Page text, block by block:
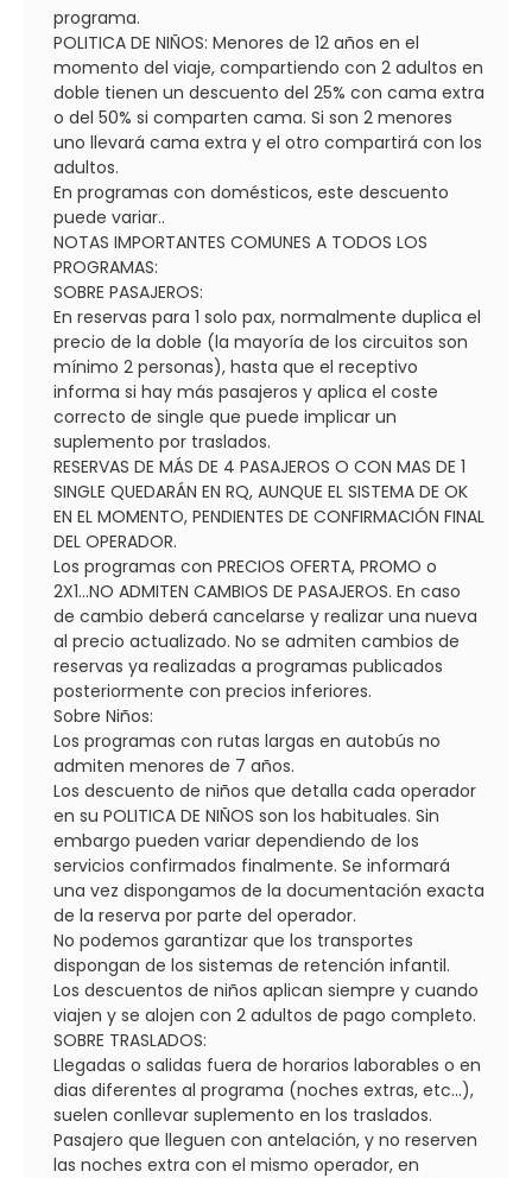
programa.
POLITICA DE NIÑOS: Menores de 12 años en el
momento del viaje, compartiendo con 2 adultos en
doble tienen un descuento del 25% con cama extra
o del 50% si comparten cama. Si son 2 menores
uno llevará cama extra y el otro compartirá con los
adultos.
En programas con domésticos, este descuento
puede variar..
NOTAS IMPORTANTES COMUNES A TODOS LOS
PROGRAMAS:
SOBRE PASAJEROS:
En reservas para 1 solo pax, normalmente duplica el
precio de la doble (la mayoría de los circuitos son
mínimo 2 personas), hasta que el receptivo
informa si hay más pasajeros y aplica el coste
correcto de single que puede implicar un
suplemento por traslados.
RESERVAS DE MÁS DE 4 PASAJEROS O CON MAS DE 1
SINGLE QUEDARÁN EN RQ, AUNQUE EL SISTEMA DE OK
EN EL MOMENTO, PENDIENTES DE CONFIRMACIÓN FINAL
DEL OPERADOR.
Los programas con PRECIOS OFERTA, PROMO o
2X1...NO ADMITEN CAMBIOS DE PASAJEROS. En caso
de cambio deberá cancelarse y realizar una nueva
al precio actualizado. No se admiten cambios de
reservas ya realizadas a programas publicados
posteriormente con precios inferiores.
Sobre Niños:
Los programas con rutas largas en autobús no
admiten menores de 7 años.
Los descuento de niños que detalla cada operador
en su POLITICA DE NIÑOS son los habituales. Sin
embargo pueden variar dependiendo de los
servicios confirmados finalmente. Se informará
una vez dispongamos de la documentación exacta
de la reserva por parte del operador.
No podemos garantizar que los transportes
dispongan de los sistemas de retención infantil.
Los descuentos de niños aplican siempre y cuando
viajen y se alojen con 2 adultos de pago completo.
SOBRE TRASLADOS:
Llegadas o salidas fuera de horarios laborables o en
dias diferentes al programa (noches extras, etc...),
suelen conllevar suplemento en los traslados.
Pasajero que lleguen con antelación, y no reserven
las noches extra con el mismo operador, en